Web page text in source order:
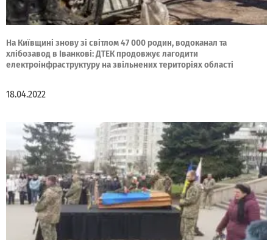
На Київщині знову зі світлом 47 000 родин, водоканал та
хлібозавод в Іванкові: ДТЕК продовжує лагодити
електроінфраструктуру на звільнених територіях області
18.04.2022